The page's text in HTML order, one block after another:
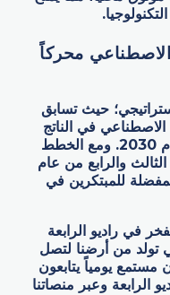
الذكاء الاصطناعي محركاً
حيث تسابق
في الناتج
المحلي الإجمالي إلى 14% بحلول عام 2030. ومع الخطط
والرابع من عام
المفضلة للمبتكرين في
في راديو الرابعة
تولد من أرضنا لتصل
مستمع يومياً يتابعون
الرابعة وعبر منصاتنا